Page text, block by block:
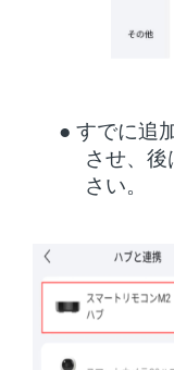
● すでに追
させ、
さい。